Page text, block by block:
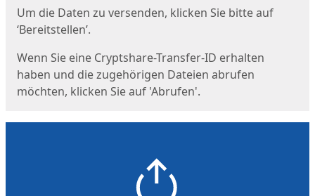
Um die Daten zu versenden, klicken Sie bitte auf
‘Bereitstellen’.
Wenn Sie eine Cryptshare-Transfer-ID erhalten
haben und die zugehörigen Dateien abrufen
möchten, klicken Sie auf 'Abrufen'.